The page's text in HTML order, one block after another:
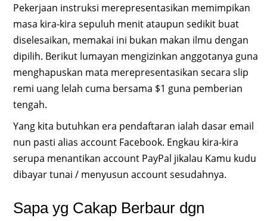
Pekerjaan instruksi merepresentasikan memimpikan
masa kira-kira sepuluh menit ataupun sedikit buat
diselesaikan, memakai ini bukan makan ilmu dengan
dipilih. Berikut lumayan mengizinkan anggotanya guna
menghapuskan mata merepresentasikan secara slip
remi uang lelah cuma bersama $1 guna pemberian
tengah.
Yang kita butuhkan era pendaftaran ialah dasar email
nun pasti alias account Facebook. Engkau kira-kira
serupa menantikan account PayPal jikalau Kamu kudu
dibayar tunai / menyusun account sesudahnya.
Sapa yg Cakap Berbaur dgn